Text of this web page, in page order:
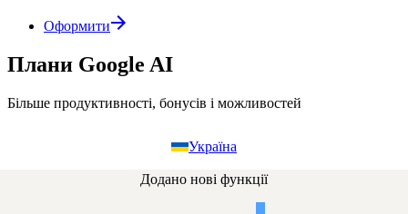
Оформити
Плани Google AI
Більше продуктивності, бонусів і можливостей
Україна
Додано нові функції